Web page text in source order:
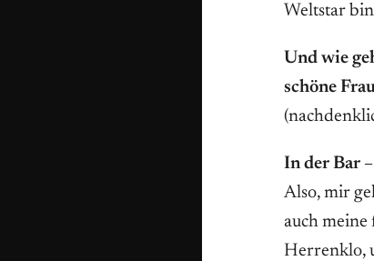
Weltstar
Und wie
schöne
In der Bar
Also, mir
auch meine
Herrenklo,